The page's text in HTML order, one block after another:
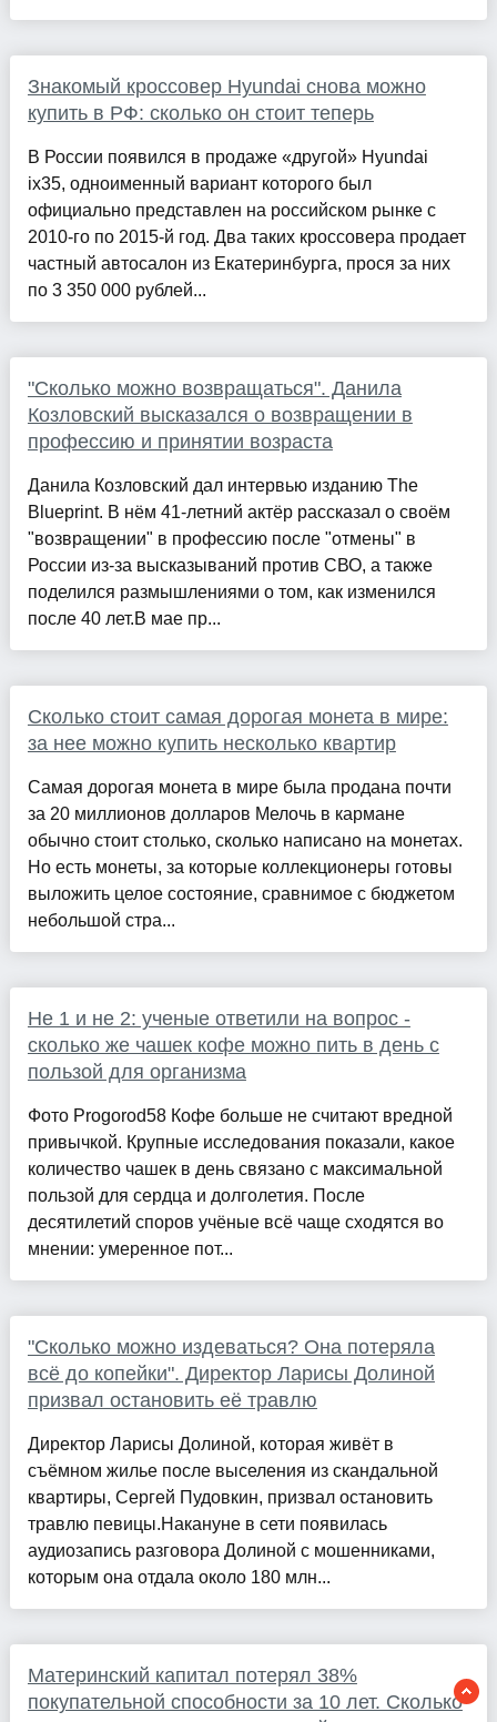
Знакомый кроссовер Hyundai снова можно
купить в РФ: сколько он стоит теперь
В России появился в продаже «другой» Hyundai
ix35, одноименный вариант которого был
официально представлен на российском рынке с
2010-го по 2015-й год. Два таких кроссовера продает
частный автосалон из Екатеринбурга, прося за них
по 3 350 000 рублей...
"Сколько можно возвращаться". Данила
Козловский высказался о возвращении в
профессию и принятии возраста
Данила Козловский дал интервью изданию The
Blueprint. В нём 41-летний актёр рассказал о своём
"возвращении" в профессию после "отмены" в
России из-за высказываний против СВО, а также
поделился размышлениями о том, как изменился
после 40 лет.В мае пр...
Сколько стоит самая дорогая монета в мире:
за нее можно купить несколько квартир
Самая дорогая монета в мире была продана почти
за 20 миллионов долларов Мелочь в кармане
обычно стоит столько, сколько написано на монетах.
Но есть монеты, за которые коллекционеры готовы
выложить целое состояние, сравнимое с бюджетом
небольшой стра...
Не 1 и не 2: ученые ответили на вопрос -
сколько же чашек кофе можно пить в день с
пользой для организма
Фото Progorod58 Кофе больше не считают вредной
привычкой. Крупные исследования показали, какое
количество чашек в день связано с максимальной
пользой для сердца и долголетия. После
десятилетий споров учёные всё чаще сходятся во
мнении: умеренное пот...
"Сколько можно издеваться? Она потеряла
всё до копейки". Директор Ларисы Долиной
призвал остановить её травлю
Директор Ларисы Долиной, которая живёт в
съёмном жилье после выселения из скандальной
квартиры, Сергей Пудовкин, призвал остановить
травлю певицы.Накануне в сети появилась
аудиозапись разговора Долиной с мошенниками,
которым она отдала около 180 млн...
Материнский капитал потерял 38%
покупательной способности за 10 лет. Сколько